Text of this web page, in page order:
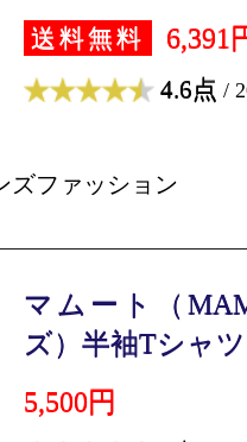
送料無料 6,391
4.6点 /
ズファッション
マムート（
ズ）半袖Tシャ
5,500円